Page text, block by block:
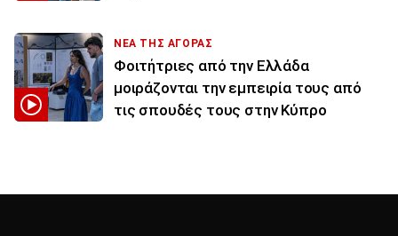
ΝΕΑ ΤΗΣ ΑΓΟΡΑΣ
Φοιτήτριες από την Ελλάδα
μοιράζονται την εμπειρία τους από
τις σπουδές τους στην Κύπρο